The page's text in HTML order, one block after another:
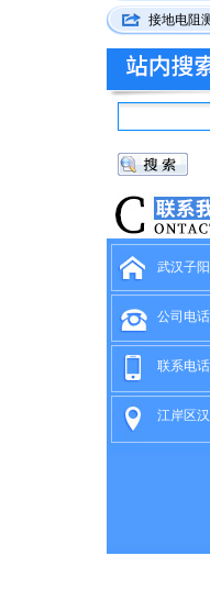
接地电阻
武汉子
公司电
联系电
江岸区